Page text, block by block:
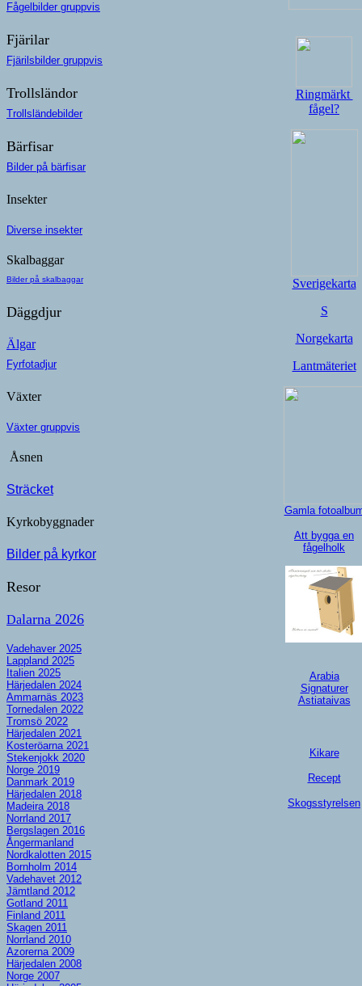
Fågelbilder gruppvis
Fjärilar
Fjärilsbilder gruppvis
Trollsländor
Trollsländebilder
Bärfisar
Bilder på bärfisar
Insekter
Diverse insekter
Skalbaggar
Bilder på skalbaggar
Däggdjur
Älgar
Fyrfotadjur
Växter
Växter gruppvis
Åsnen
Sträcket
Kyrkobyggnader
Bilder på kyrkor
Resor
Dalarna 2026
Vadehaver 2025
Lappland 2025
Italien 2025
Härjedalen 2024
Ammarnäs 2023
Tornedalen 2022
Tromsö 2022
Härjedalen 2021
Kosteröarna 2021
Stekenjokk 2020
Norge 2019
Danmark 2019
Härjedalen 2018
Madeira 2018
Norrland 2017
Bergslagen 2016
Ångermanland
Nordkalotten 2015
Bornholm 2014
Vadehavet 2012
Jämtland 2012
Gotland 2011
Finland 2011
Skagen 2011
Norrland 2010
Azorerna 2009
Härjedalen 2008
Norge 2007
Ringmärkt
fågel?
Sverigekarta
S
Norgekarta
Lantmäteriet
Gamla
Att bygga en
fågelholk
Arabia
Signaturer
Astiataivas
Kikare
Recept
Skogsstyrelsen